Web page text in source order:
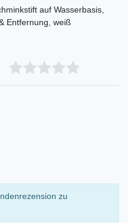
auf Wasserbasis,
Entfernung, weiß
zu